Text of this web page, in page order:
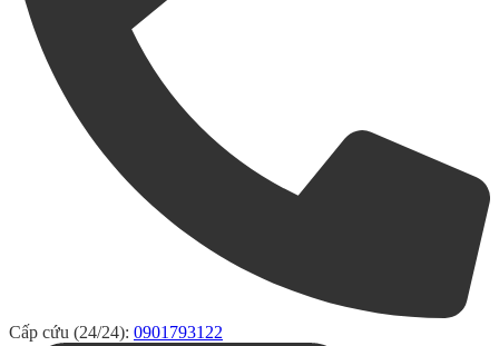
Cấp cứu (24/24): 0901793122